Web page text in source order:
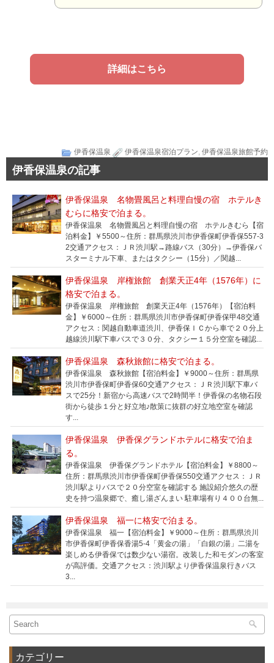
詳細はこちら
伊香保温泉 伊香保温泉宿泊プラン 伊香保温泉旅館予約
伊香保温泉の記事
伊香保温泉 名物畳風呂と料理自慢の宿 ホテルき
むらに格安で泊まる。
伊香保温泉 名物畳風呂と料理自慢の宿 ホテルきむら【宿
泊料金】￥5500～住所：群馬県渋川市伊香保町伊香保557-3
2交通アクセス：ＪＲ渋川駅→路線バス（30分）→伊香保バ
スターミナル下車、またはタクシー（15分）／関越...
伊香保温泉 岸権旅館 創業天正4年（1576年）に
格安で泊まる。
伊香保温泉 岸権旅館 創業天正4年（1576年）【宿泊料
金】￥6000～住所：群馬県渋川市伊香保町伊香保甲48交通
アクセス：関越自動車道渋川、伊香保ＩＣから車で２０分上
越線渋川駅下車バスで３０分、タクシー１５分空室を確認...
伊香保温泉 森秋旅館に格安で泊まる。
伊香保温泉 森秋旅館【宿泊料金】￥9000～住所：群馬県
渋川市伊香保町伊香保60交通アクセス：ＪＲ渋川駅下車バ
スで25分！新宿から高速バスで2時間半！伊香保の名物石段
街から徒歩１分と好立地♪散策に抜群の好立地空室を確認
す...
伊香保温泉 伊香保グランドホテルに格安で泊ま
る。
伊香保温泉 伊香保グランドホテル【宿泊料金】￥8800～
住所：群馬県渋川市伊香保町伊香保550交通アクセス：ＪＲ
渋川駅よりバスで２０分空室を確認する 施設紹介悠久の歴
史を持つ温泉郷で、癒し湯ざんまい 駐車場有り４００台無...
伊香保温泉 福一に格安で泊まる。
伊香保温泉 福一【宿泊料金】￥9000～住所：群馬県渋川
市伊香保町伊香保香湯5-4「黄金の湯」「白銀の湯」二湯を
楽しめる伊香保では数少ない湯宿。改装した和モダンの客室
が高評価。交通アクセス：渋川駅より伊香保温泉行きバス
3...
カテゴリー